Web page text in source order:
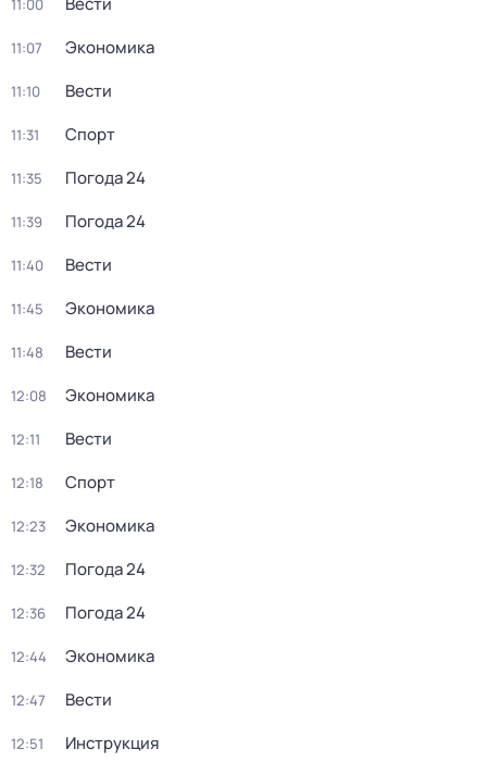
11:00
11:07 Экономика
11:10 Вести
11:31 Спорт
11:35 Погода 24
11:39 Погода 24
11:40 Вести
11:45 Экономика
11:48 Вести
12:08 Экономика
12:11 Вести
12:18 Спорт
12:23 Экономика
12:32 Погода 24
12:36 Погода 24
12:44 Экономика
12:47 Вести
12:51 Инструкция